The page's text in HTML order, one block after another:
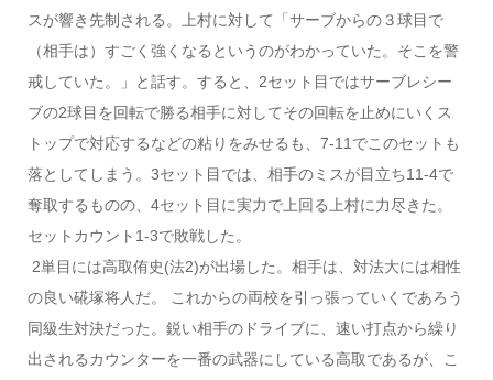
スが響き先制される。上村に対して「サーブからの３球目で
（相手は）すごく強くなるというのがわかっていた。そこを警
戒していた。」と話す。すると、2セット目ではサーブレシー
ブの2球目を回転で勝る相手に対してその回転を止めにいくス
トップで対応するなどの粘りをみせるも、7-11でこのセットも
落としてしまう。3セット目では、相手のミスが目立ち11-4で
奪取するものの、4セット目に実力で上回る上村に力尽きた。
セットカウント1-3で敗戦した。
2単目には高取侑史(法2)が出場した。相手は、対法大には相性
の良い硴塚将人だ。 これからの両校を引っ張っていくであろう
同級生対決だった。鋭い相手のドライブに、速い打点から繰り
出されるカウンターを一番の武器にしている高取であるが、こ